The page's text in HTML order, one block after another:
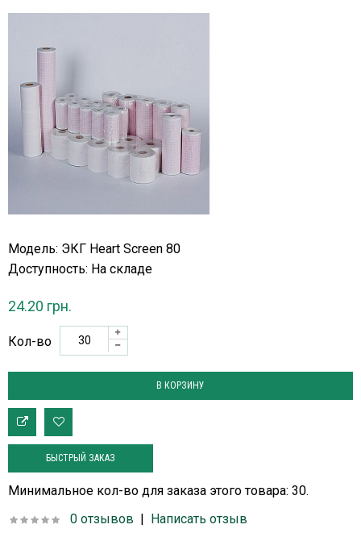
Модель: ЭКГ Heart Screen 80
Доступность: На складе
24.20 грн.
Кол-во
БЫСТРЫЙ ЗАКАЗ
Минимальное кол-во для заказа этого товара: 30.
0 отзывов | Написать отзыв